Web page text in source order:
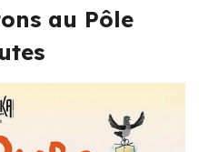
au Pôle